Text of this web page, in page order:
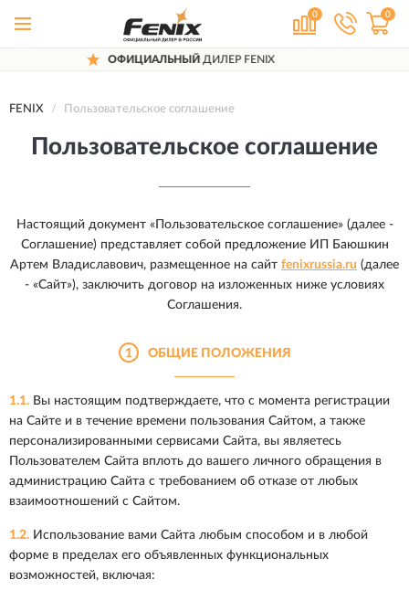
0 0
ДИЛЕР FENIX
FENIX Пользовательское соглашение
Пользовательское соглашение
Настоящий документ «Пользовательское соглашение» (далее -
Соглашение) представляет собой предложение ИП Баюшкин
Артем Владиславович, размещенное на сайт fenixrussia.ru (далее
- «Сайт»), заключить договор на изложенных ниже условиях
Соглашения.
1 ОБЩИЕ ПОЛОЖЕНИЯ
1.1. Вы настоящим подтверждаете, что с момента регистрации
на Сайте и в течение времени пользования Сайтом, а также
персонализированными сервисами Сайта, вы являетесь
Пользователем Сайта вплоть до вашего личного обращения в
администрацию Сайта с требованием об отказе от любых
взаимоотношений с Сайтом.
1.2. Использование вами Сайта любым способом и в любой
форме в пределах его объявленных функциональных
возможностей, включая: